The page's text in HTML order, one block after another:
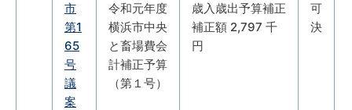
市
第1
65
号
議
案
令和元年度
横浜市中央
と畜場費会
計補正予算
（第１号）
歳入歳出予算補正
補正額 2,797 千
円
可
決